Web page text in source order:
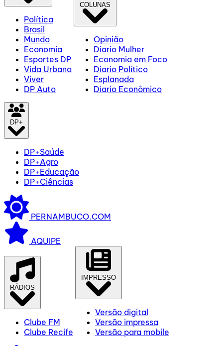
Política
Brasil
Mundo
Economia
Esportes DP
Vida Urbana
Viver
DP Auto
COLUNAS
Opinião
Diario Mulher
Economia em Foco
Diario Político
Esplanada
Diario Econômico
DP+
DP+Saúde
DP+Agro
DP+Educação
DP+Ciências
PERNAMBUCO.COM
AQUIPE
RÁDIOS
Clube FM
Clube Recife
IMPRESSO
Versão digital
Versão impressa
Versão para mobile